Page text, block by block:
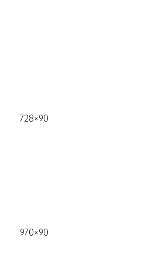
728×90
970×90